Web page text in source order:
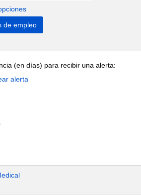
(en días) para recibir una alerta:
alerta